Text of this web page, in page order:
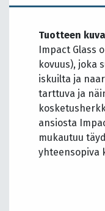
Tuotteen
Impact Glass
kovuus), joka
iskuilta ja
tarttuva ja
ansiosta
mukautuu
yhteensopiva